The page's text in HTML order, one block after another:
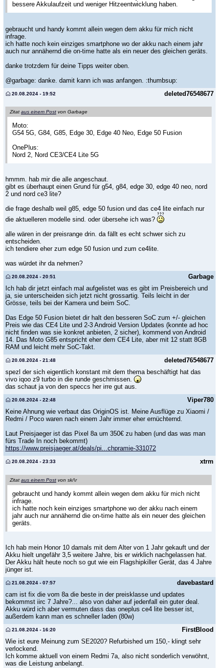
bessere Akkulaufzeit und weniger Hitzeentwicklung haben.
gebraucht und handy kommt allein wegen dem akku für mich nicht
infrage.
ich hatte noch kein einziges smartphone wo der akku nach einem jahr
auch nur annähernd die on-time hatte als ein neuer des gleichen geräts.
danke trotzdem für deine Tipps weiter oben.
@garbage: danke. damit kann ich was anfangen. :thumbsup:
deleted76548677
20.08.2024 - 19:52
Zitat aus einem Post von Garbage
Moto:
G54 5G, G84, G85, Edge 30, Edge 40 Neo, Edge 50 Fusion
OnePlus:
Nord 2, Nord CE3/CE4 Lite 5G
hmmm. hab mir die alle angeschaut.
gibt es überhaupt einen Grund für g54, g84, edge 30, edge 40 neo, nord
2 und nord ce3 lite?
die frage deshalb weil g85, edge 50 fusion und das ce4 lite einfach nur
die aktuelleren modelle sind. oder übersehe ich was?
alle wären in der preisrange drin. da fällt es echt schwer sich zu
entscheiden.
ich tendiere eher zum edge 50 fusion und zum ce4lite.
was würdet ihr da nehmen?
Garbage
20.08.2024 - 20:51
Ich hab dir jetzt einfach mal aufgelistet was es gibt im Preisbereich und
ja, sie unterscheiden sich jetzt nicht grossartig. Teils leicht in der
Grösse, teils bei der Kamera und beim SoC.
Das Edge 50 Fusion bietet dir halt den besseren SoC zum +/- gleichen
Preis wie das CE4 Lite und 2-3 Android Version Updates (konnte ad hoc
nicht finden was sie konkret anbieten, 2 sicher), kommend von Android
14. Das Moto G85 entspricht eher dem CE4 Lite, aber mit 12 statt 8GB
RAM und leicht mehr SoC-Takt.
deleted76548677
20.08.2024 - 21:48
spezl der sich eigentlich konstant mit dem thema beschäftigt hat das
vivo iqoo z9 turbo in die runde geschmissen.
das schaut ja von den speccs her irre gut aus.
Viper780
20.08.2024 - 22:48
Keine Ahnung wie verbaut das OriginOS ist. Meine Ausflüge zu Xiaomi /
Redmi / Poco waren nach einem Jahr immer eher ernüchternd.
Laut Preisjaeger ist das Pixel 8a um 350€ zu haben (und das was man
fürs Trade In noch bekommt)
https://www.preisjaeger.at/deals/pi...chpramie-331072
xtrm
20.08.2024 - 23:33
Zitat aus einem Post von sk/\r
gebraucht und handy kommt allein wegen dem akku für mich nicht
infrage.
ich hatte noch kein einziges smartphone wo der akku nach einem
jahr auch nur annähernd die on-time hatte als ein neuer des gleichen
geräts.
Ich hab mein Honor 10 damals mit dem Alter von 1 Jahr gekauft und der
Akku hielt ungefähr 3,5 weitere Jahre, bis er wirklich nachgelassen hat.
Der Akku hält heute noch so gut wie ein Flagshipkiller Gerät, das 4 Jahre
jünger ist.
davebastard
21.08.2024 - 07:57
cam ist fix die vom 8a die beste in der preisklasse und updates
bekommst iirc 7 Jahre?... also von daher auf jedenfall ein guter deal.
Akku würd ich aber vermuten dass das oneplus ce4 lite besser ist,
außerdem kann man es schneller laden (80w)
FirstBlood
21.08.2024 - 16:20
Wie ist eure Meinung zum SE2020? Refurbished um 150,- klingt sehr
verlockend.
Ich komme aktuell von einem Redmi 7a, also nicht sonderlich verwöhnt,
was die Leistung anbelangt.